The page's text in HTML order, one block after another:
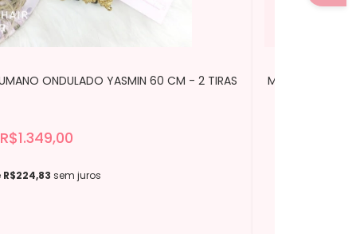
ONDULADO YASMIN 60 CM - 2 TIRAS
R$1.349,00
R$224,83 sem juros
MEGA HAIR